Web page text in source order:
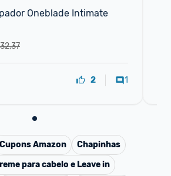
Oneblade Intimate
2 1
CuponsAmazon
Chapinhas
para cabelo e Leave in